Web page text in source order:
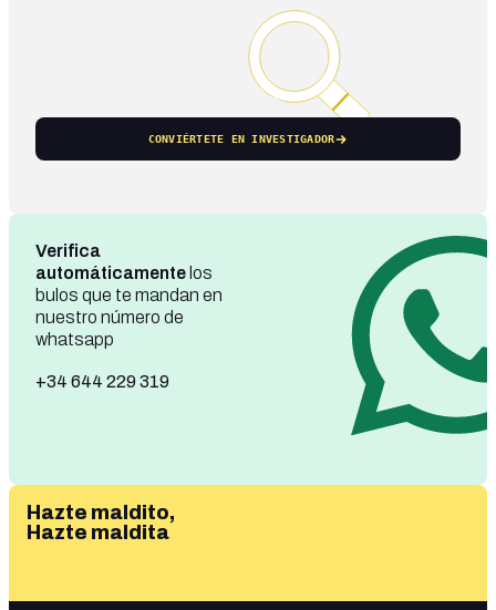
CONVIÉRTETE EN INVESTIGADOR
Verifica
automáticamente los
bulos que te mandan en
nuestro número de
whatsapp
+34 644 229 319
Hazte maldito,
Hazte maldita